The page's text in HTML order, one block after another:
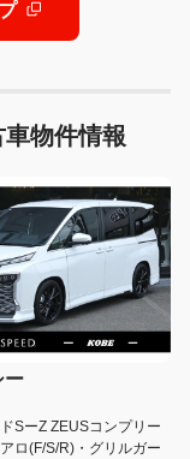
車物件情報
ー
SーZ ZEUSコンプリー
ロ(F/S/R)・グリルガー